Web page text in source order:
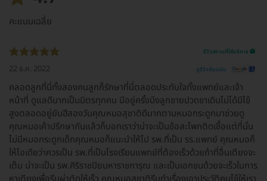
คะแนนเฉลี่ย
รีวิวสถานที่ให้บริการ 🏥
22 ธ.ค. 2022 ดูรีวิวต้นฉบับ
คลอดลูกที่นี่ทั้งสองคนลูกก็รักษาที่นี่ตลอดประทับใจทั้งแพทย์และเจ้า
หน้าที่ ดูแลดีมากเป็นมิตรทุกคน มีอยู่ครั้งนึงลูกชายปวดขาเดินไม่ได้มีไข้
สูงตลอดอยู่ยันฮีสองวันคุณหมอสุชาติดีมากตามหมอกระดูกมาช่วยดู
คุณหมอเค้าปรึกษากันแล้วก็บอกเราว่าน่าจะเป็นข้อสะโพกติดเชื้อแต่ที่นั่น
ไม่มีหมอกระดูกเด็กคุณหมอก็แนะนำให้ไป รพ.ที่เป็น รร.แพทย์ คุณหมอก็
ให้ไอเดียว่าควรเป็น รพ.ที่เป็นโรงเรียนแพทย์ที่ต้องเร็วด้วยถ้าที่อื่นเตียงจะ
เต็ม น่าจะเป็น รพ.ศิริราชปิยมหาราชการุณ และเป็นเอกชนด้วยจะเร็วในการ